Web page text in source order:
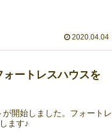
2020.04.04
ートレスハウスを
開始しました。フォートレ
ます♪